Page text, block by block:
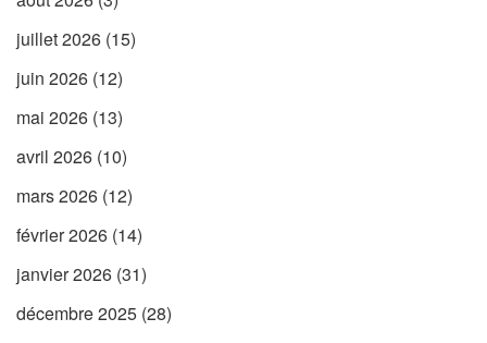
juillet 2026 (15)
juin 2026 (12)
mai 2026 (13)
avril 2026 (10)
mars 2026 (12)
février 2026 (14)
janvier 2026 (31)
décembre 2025 (28)